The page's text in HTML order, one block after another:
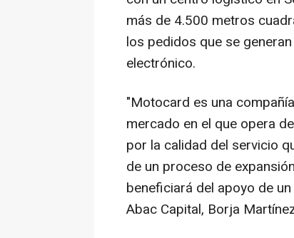
más de 4.500 metros
los pedidos que se
electrónico.
"Motocard es una
mercado en el que opera
por la calidad del servicio
de un proceso de
beneficiará del apoyo de
Abac Capital, Borja